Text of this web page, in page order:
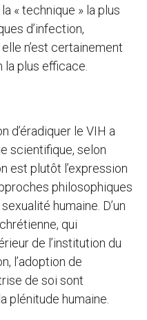
« technique » la plus
d’infection,
n’est certainement
plus efficace.
d’éradiquer le VIH a
scientifique, selon
est plutôt l’expression
philosophiques
humaine. D’un
qui
de l’institution du
l’adoption de
de soi sont
plénitude humaine.